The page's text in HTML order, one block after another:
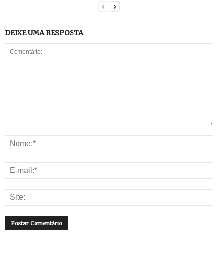
DEIXE UMA RESPOSTA